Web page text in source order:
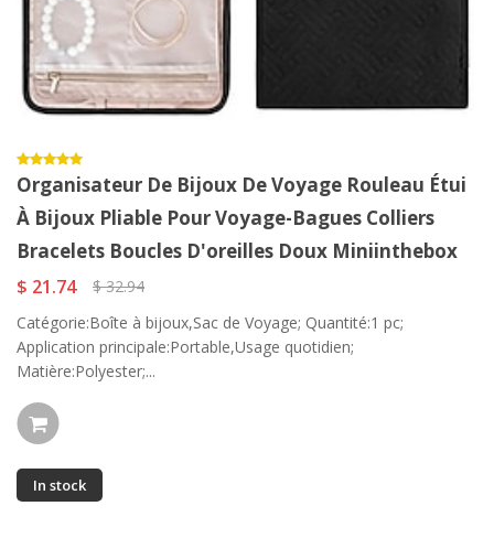
Organisateur De Bijoux De Voyage Rouleau Étui
À Bijoux Pliable Pour Voyage-Bagues Colliers
Bracelets Boucles D'oreilles Doux Miniinthebox
$ 21.74
$ 32.94
Catégorie:Boîte à bijoux,Sac de Voyage; Quantité:1 pc;
Application principale:Portable,Usage quotidien;
Matière:Polyester;...
In stock